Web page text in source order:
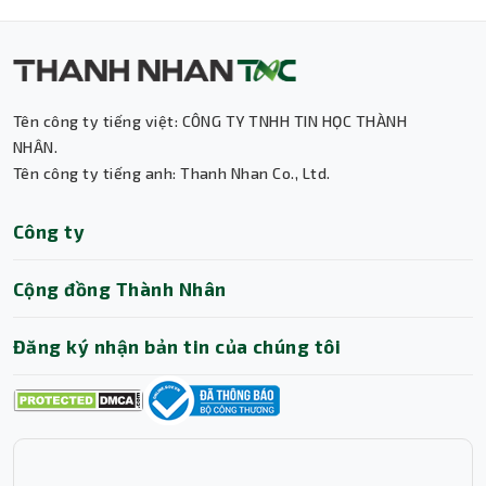
Tên công ty tiếng việt: CÔNG TY TNHH TIN HỌC THÀNH
NHÂN.
Tên công ty tiếng anh: Thanh Nhan Co., Ltd.
Công ty
Cộng đồng Thành Nhân
Đăng ký nhận bản tin của chúng tôi